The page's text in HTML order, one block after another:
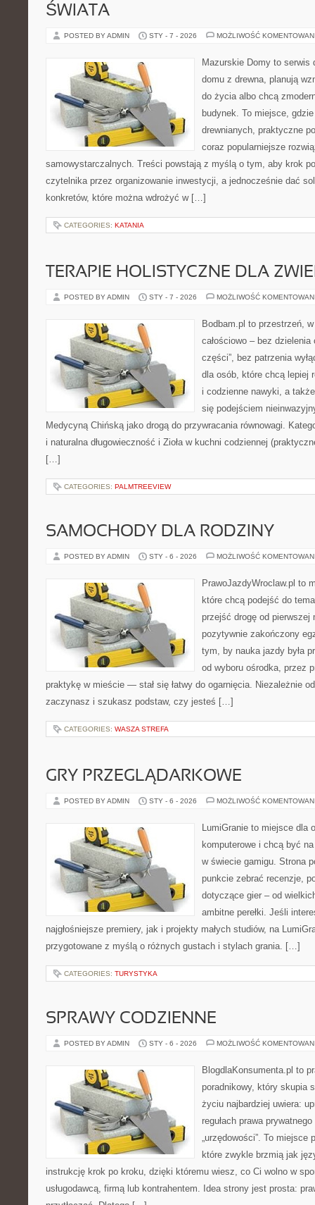
ŚWIATA
POSTED BY ADMIN STY - 7 - 2026 MOŻLIWOŚĆ
Mazurskie Domy to serwis
domu z drewna, planują
do życia albo chcą
budynek. To miejsce,
drewnianych, praktyczne
coraz popularniejsze
samowystarczalnych. Treści powstają z myślą o tym, aby krok
czytelnika przez organizowanie inwestycji, a jednocześnie dać
konkretów, które można wdrożyć w […]
CATEGORIES: KATANIA
TERAPIE HOLISTYCZNE DLA
POSTED BY ADMIN STY - 7 - 2026 MOŻLIWOŚĆ
Bodbam.pl to przestrzeń,
całościowo – bez dzielenia
części”, bez patrzenia
dla osób, które chcą lepiej
i codzienne nawyki, a
się podejściem
Medycyną Chińską jako drogą do przywracania równowagi.
i naturalna długowieczność i Zioła w kuchni codziennej
[…]
CATEGORIES: PALMTREEVIEW
SAMOCHODY DLA RODZINY
POSTED BY ADMIN STY - 6 - 2026 MOŻLIWOŚĆ
PrawoJazdyWroclaw.pl to
które chcą podejść do
przejść drogę od pierwszej
pozytywnie zakończony
tym, by nauka jazdy była
od wyboru ośrodka, przez
praktykę w mieście — stał się łatwy do ogarnięcia. Niezależnie
zaczynasz i szukasz podstaw, czy jesteś […]
CATEGORIES: WASZA STREFA
GRY PRZEGLĄDARKOWE
POSTED BY ADMIN STY - 6 - 2026 MOŻLIWOŚĆ
LumiGranie to miejsce dla
komputerowe i chcą być
w świecie gamigu. Strona
punkcie zebrać recenzje,
dotyczące gier – od
ambitne perełki. Jeśli
najgłośniejsze premiery, jak i projekty małych studiów, na
przygotowane z myślą o różnych gustach i stylach grania. […]
CATEGORIES: TURYSTYKA
SPRAWY CODZIENNE
POSTED BY ADMIN STY - 6 - 2026 MOŻLIWOŚĆ
BlogdlaKonsumenta.pl to
poradnikowy, który skupia
życiu najbardziej uwiera:
regułach prawa
„urzędowości”. To miejsce
które zwykle brzmią jak
instrukcję krok po kroku, dzięki któremu wiesz, co Ci wolno w
usługodawcą, firmą lub kontrahentem. Idea strony jest prosta: